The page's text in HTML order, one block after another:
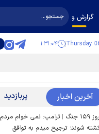
گزارش و گفت‌وگو
Thursday ۱:۳۱:۰۵
آخرین اخبار پربازدید
روز ۱۵۹ جنگ | ترامپ: نمی خوام مردم
شوند؛ ترجیح میدم به توافق